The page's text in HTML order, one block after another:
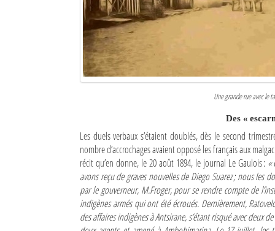
Connexion
Identifiant oublié ?
Mot de passe oublié ?
Une grande rue avec le
Des «
Les duels verbaux s’étaient doublés, dès le second
nombre d’accrochages avaient opposé les français aux
récit qu’en donne, le 20 août 1894, le journal Le Gaulois : «
avons reçu de graves nouvelles de Diego Suarez ; nous les
par le gouverneur, M.Froger, pour se rendre compte de
indigènes armés qui ont été écroués. Dernièrement,
des affaires indigènes à Antsirane, s’étant risqué avec deux